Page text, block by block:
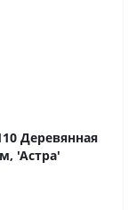
Деревянная
'Астра'